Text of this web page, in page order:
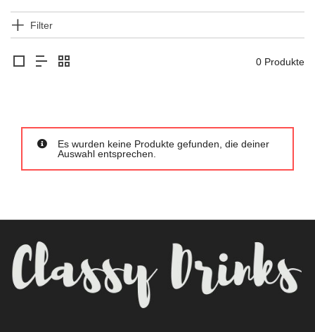
Filter
0 Produkte
Es wurden keine Produkte gefunden, die deiner
Auswahl entsprechen.